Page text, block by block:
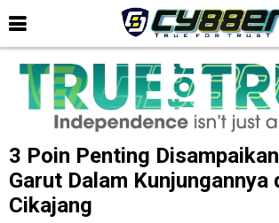
3 Poin Penting
Garut Dalam Kunjungannya
Cikajang